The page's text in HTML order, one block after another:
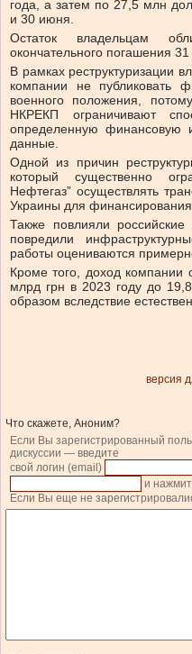
года, а затем по 27,5 млн
и 30 июня.
Остаток владельцам
окончательного погашения
В рамках реструктуризации
компании не публиковать
военного положения,
НКРЕКП ограничивают
определенную
данные.
Одной из причин
который существенно
Нефтегаз” осуществлять
Украины для
Также повлияли
повредили
работы оцениваются
Кроме того, доход компании
млрд грн в 2023 году до
образом вследствие
версия
Что скажете, Аноним?
Если Вы зарегистрированный
дискуссии — введите
свой логин (email)
и
Если Вы еще не